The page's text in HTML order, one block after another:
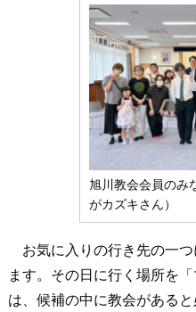
旭川教会会員のみ
がカズキさん）
お気に入りの行き先の一
ます。その日に行く場所を
は、候補の中に教会がある